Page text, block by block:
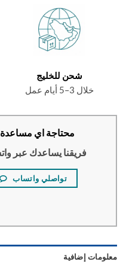
شحن للخليج
محتاجة اي مساعدة ؟
فريقنا يساعدك عبر واتساب
تواصلي واتساب
إضافية